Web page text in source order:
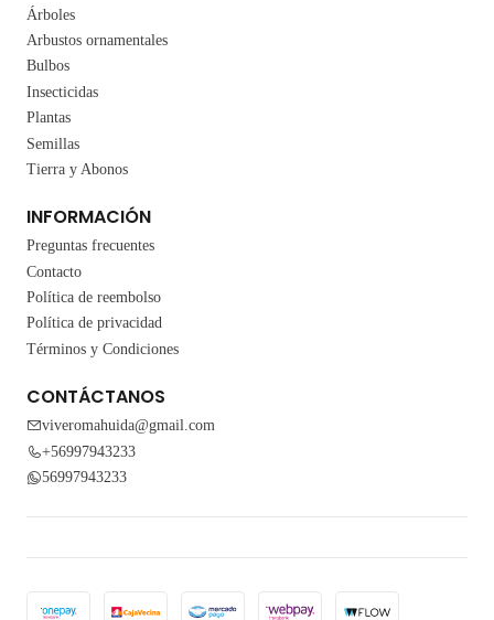
Árboles
Arbustos ornamentales
Bulbos
Insecticidas
Plantas
Semillas
Tierra y Abonos
INFORMACIÓN
Preguntas frecuentes
Contacto
Política de reembolso
Política de privacidad
Términos y Condiciones
CONTÁCTANOS
viveromahuida@gmail.com
+56997943233
56997943233